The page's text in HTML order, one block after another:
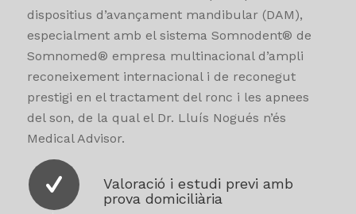
dispositius d’avançament mandibular (DAM),
especialment amb el sistema Somnodent® de
Somnomed® empresa multinacional d’ampli
reconeixement internacional i de reconegut
prestigi en el tractament del ronc i les apnees
del son, de la qual el Dr. Lluís Nogués n’és
Medical Advisor.
Valoració i estudi previ amb
prova domiciliària